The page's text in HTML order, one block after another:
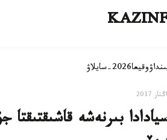
وقيعا2026-سايلاۋ
بىرنەشە